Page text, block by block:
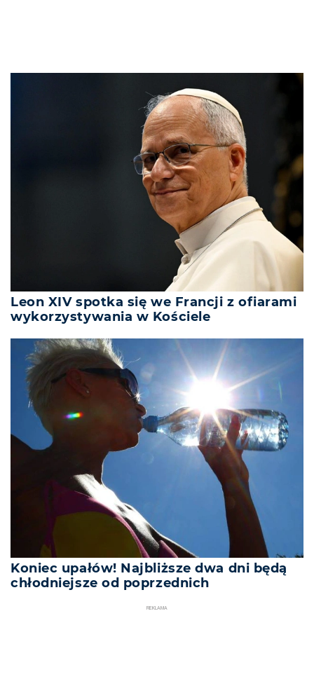
Leon XIV spotka się we Francji z ofiarami
wykorzystywania w Kościele
Koniec upałów! Najbliższe dwa dni będą
chłodniejsze od poprzednich
REKLAMA